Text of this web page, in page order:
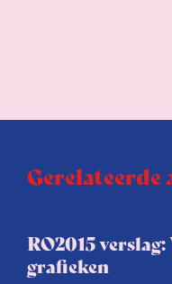
RO2015 verslag:
grafieken